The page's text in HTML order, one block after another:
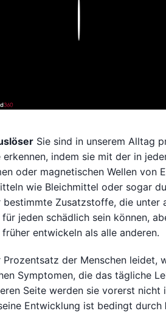
Sie sind in unserem Alltag
indem sie mit der in
oder magnetischen Wellen von
wie Bleichmittel oder sogar
Zusatzstoffe, die unter
jeden schädlich sein können,
entwickeln als alle anderen.
der Menschen leidet,
Symptomen, die das tägliche
Seite werden sie vorerst nicht
Entwicklung ist bedingt durch